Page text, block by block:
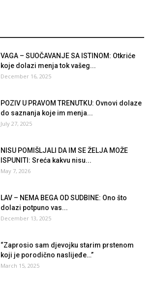
VAGA – SUOČAVANJE SA ISTINOM: Otkriće
koje dolazi menja tok vašeg...
December 16, 2025
POZIV U PRAVOM TRENUTKU: Ovnovi dolaze
do saznanja koje im menja...
July 27, 2025
NISU POMIŠLJALI DA IM SE ŽELJA MOŽE
ISPUNITI: Sreća kakvu nisu...
May 7, 2026
LAV – NEMA BEGA OD SUDBINE: Ono što
dolazi potpuno vas...
December 13, 2025
“Zaprosio sam djevojku starim prstenom
koji je porodično naslijeđe…”
March 15, 2025